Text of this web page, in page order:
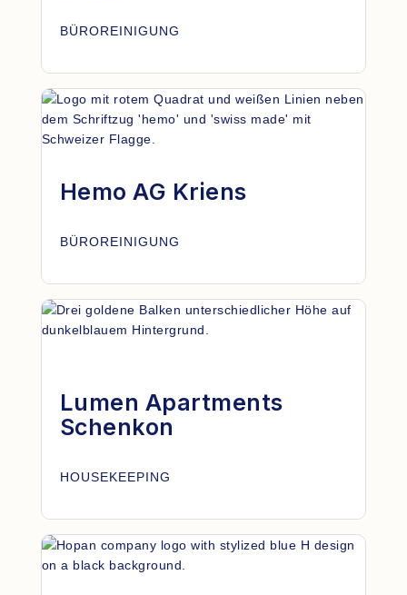
BÜROREINIGUNG
Hemo AG Kriens
BÜROREINIGUNG
Lumen Apartments
Schenkon
HOUSEKEEPING